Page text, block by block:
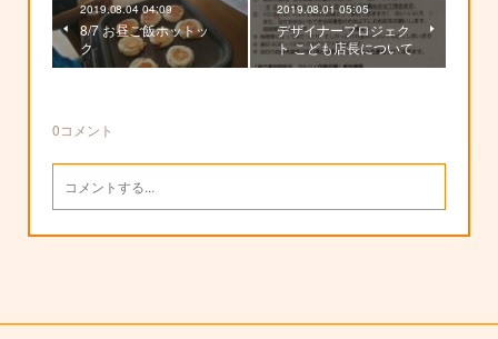
2019.08.04 04:09
8/7 お昼ご飯ホットッ
ク
2019.08.01 05:05
デザイナープロジェク
ト こども店長について
0コメント